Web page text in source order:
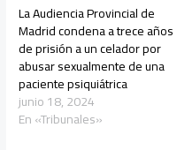
La Audiencia Provincial de
Madrid condena a trece años
de prisión a un celador por
abusar sexualmente de una
paciente psiquiátrica
junio 18, 2024
En «Tribunales»